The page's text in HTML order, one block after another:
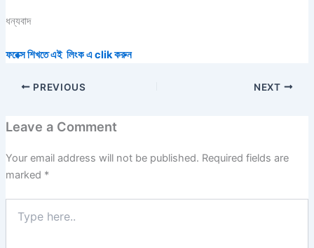
ধন্যবাদ
ফরেক্স শিখতে এই লিংক এ clik করুন
PREVIOUS NEXT
Leave a Comment
Your email address will not be published. Required fields are
marked *
here..